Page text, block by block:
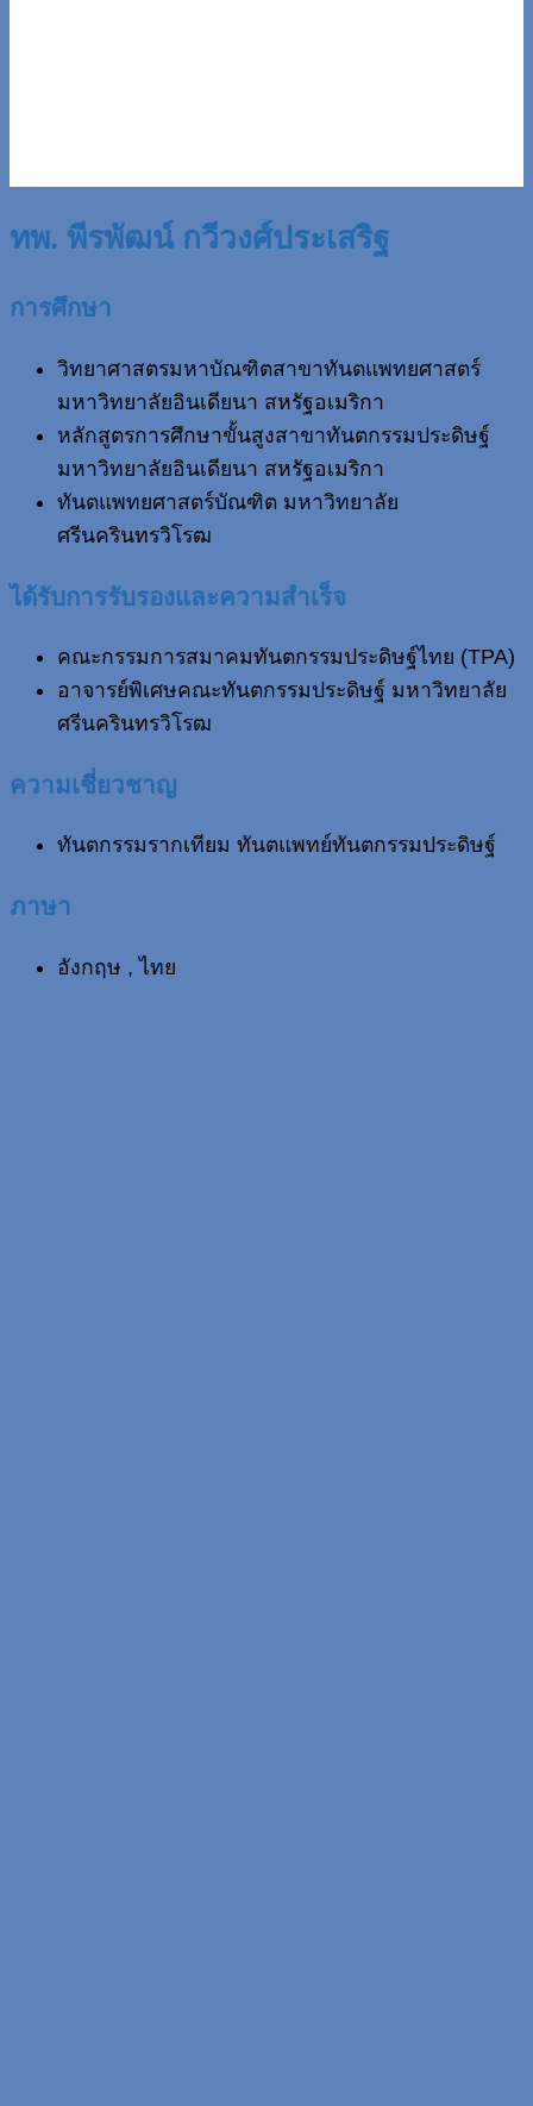
ทพ. พีรพัฒน์ กวีวงศ์ประเสริฐ
การศึกษา
วิทยาศาสตรมหาบัณฑิตสาขาทันตแพทยศาสตร์
มหาวิทยาลัยอินเดียนา สหรัฐอเมริกา
หลักสูตรการศึกษาขั้นสูงสาขาทันตกรรมประดิษฐ์
มหาวิทยาลัยอินเดียนา สหรัฐอเมริกา
ทันตแพทยศาสตร์บัณฑิต มหาวิทยาลัย
ศรีนครินทรวิโรฒ
ได้รับการรับรองและความสำเร็จ
คณะกรรมการสมาคมทันตกรรมประดิษฐ์ไทย (TPA)
อาจารย์พิเศษคณะทันตกรรมประดิษฐ์ มหาวิทยาลัย
ศรีนครินทรวิโรฒ
ความเชี่ยวชาญ
ทันตกรรมรากเทียม ทันตแพทย์ทันตกรรมประดิษฐ์
ภาษา
อังกฤษ , ไทย